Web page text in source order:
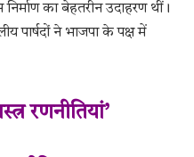
का बेहतरीन उदाहरण थीं।
पार्षदों ने भाजपा के पक्ष में
रणनीतियां’